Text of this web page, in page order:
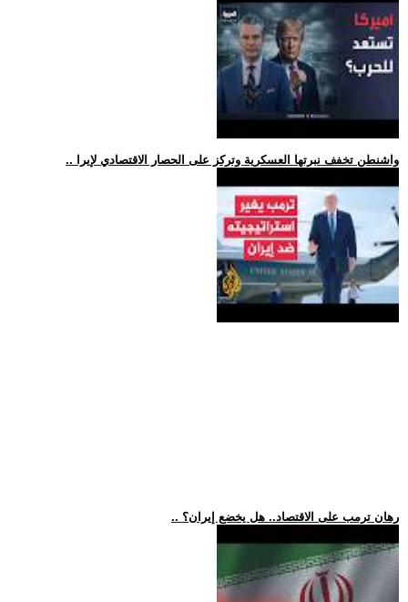
.. واشنطن تخفف نبرتها العسكرية وتركز على الحصار الاقتصادي لإيرا
.. رهان ترمب على الاقتصاد.. هل يخضع إيران؟